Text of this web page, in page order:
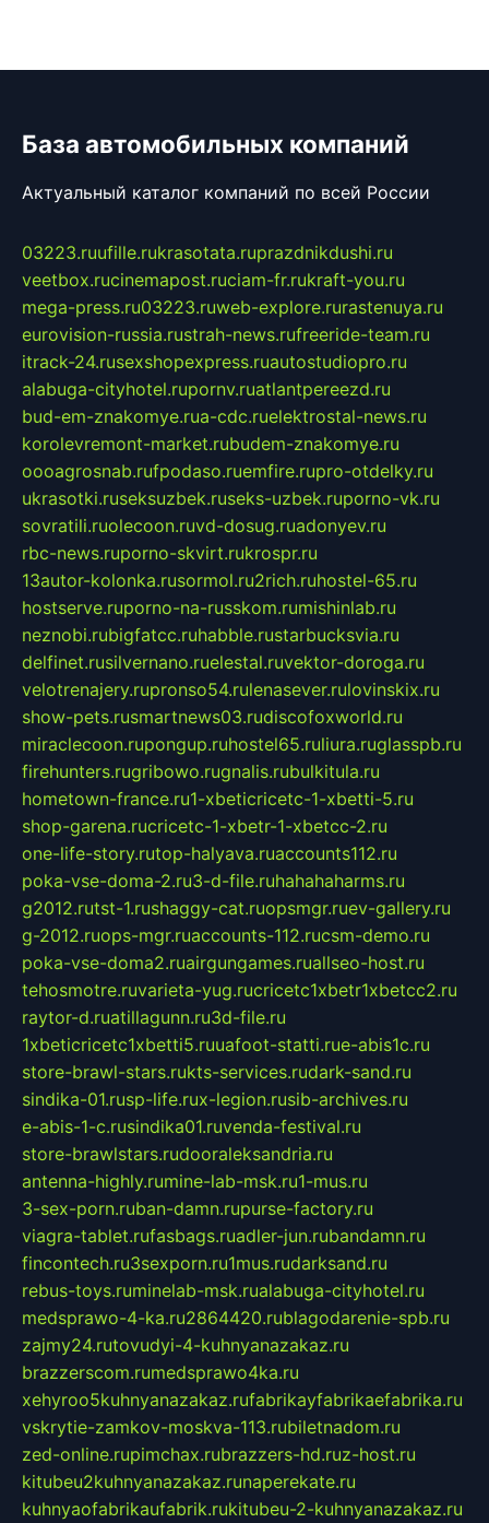
База автомобильных компаний
Актуальный каталог компаний по всей России
03223.ruufille.rukrasotata.ruprazdnikdushi.ru
veetbox.rucinemapost.ruciam-fr.rukraft-you.ru
mega-press.ru03223.ruweb-explore.rurastenuya.ru
eurovision-russia.rustrah-news.rufreeride-team.ru
itrack-24.rusexshopexpress.ruautostudiopro.ru
alabuga-cityhotel.rupornv.ruatlantpereezd.ru
bud-em-znakomye.rua-cdc.ruelektrostal-news.ru
korolevremont-market.rubudem-znakomye.ru
oooagrosnab.rufpodaso.ruemfire.rupro-otdelky.ru
ukrasotki.ruseksuzbek.ruseks-uzbek.ruporno-vk.ru
sovratili.ruolecoon.ruvd-dosug.ruadonyev.ru
rbc-news.ruporno-skvirt.rukrospr.ru
13autor-kolonka.rusormol.ru2rich.ruhostel-65.ru
hostserve.ruporno-na-russkom.rumishinlab.ru
neznobi.rubigfatcc.ruhabble.rustarbucksvia.ru
delfinet.rusilvernano.ruelestal.ruvektor-doroga.ru
velotrenajery.rupronso54.rulenasever.rulovinskix.ru
show-pets.rusmartnews03.rudiscofoxworld.ru
miraclecoon.rupongup.ruhostel65.ruliura.ruglasspb.ru
firehunters.rugribowo.rugnalis.rubulkitula.ru
hometown-france.ru1-xbeticricetc-1-xbetti-5.ru
shop-garena.rucricetc-1-xbetr-1-xbetcc-2.ru
one-life-story.rutop-halyava.ruaccounts112.ru
poka-vse-doma-2.ru3-d-file.ruhahahaharms.ru
g2012.rutst-1.rushaggy-cat.ruopsmgr.ruev-gallery.ru
g-2012.ruops-mgr.ruaccounts-112.rucsm-demo.ru
poka-vse-doma2.ruairgungames.ruallseo-host.ru
tehosmotre.ruvarieta-yug.rucricetc1xbetr1xbetcc2.ru
raytor-d.ruatillagunn.ru3d-file.ru
1xbeticricetc1xbetti5.ruuafoot-statti.rue-abis1c.ru
store-brawl-stars.rukts-services.rudark-sand.ru
sindika-01.rusp-life.rux-legion.rusib-archives.ru
e-abis-1-c.rusindika01.ruvenda-festival.ru
store-brawlstars.rudooraleksandria.ru
antenna-highly.rumine-lab-msk.ru1-mus.ru
3-sex-porn.ruban-damn.rupurse-factory.ru
viagra-tablet.rufasbags.ruadler-jun.rubandamn.ru
fincontech.ru3sexporn.ru1mus.rudarksand.ru
rebus-toys.ruminelab-msk.rualabuga-cityhotel.ru
medsprawo-4-ka.ru2864420.rublagodarenie-spb.ru
zajmy24.rutovudyi-4-kuhnyanazakaz.ru
brazzerscom.rumedsprawo4ka.ru
xehyroo5kuhnyanazakaz.rufabrikayfabrikaefabrika.ru
vskrytie-zamkov-moskva-113.rubiletnadom.ru
zed-online.rupimchax.rubrazzers-hd.ruz-host.ru
kitubeu2kuhnyanazakaz.runaperekate.ru
kuhnyaofabrikaufabrik.rukitubeu-2-kuhnyanazakaz.ru